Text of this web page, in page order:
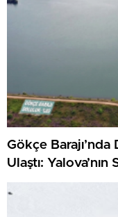
Gökçe Barajı’nda
Ulaştı: